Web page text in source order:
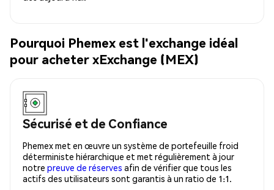
Pourquoi Phemex est l'exchange idéal
pour acheter xExchange (MEX)
Sécurisé et de Confiance
Phemex met en œuvre un système de portefeuille froid
déterministe hiérarchique et met régulièrement à jour
notre preuve de réserves afin de vérifier que tous les
actifs des utilisateurs sont garantis à un ratio de 1:1.